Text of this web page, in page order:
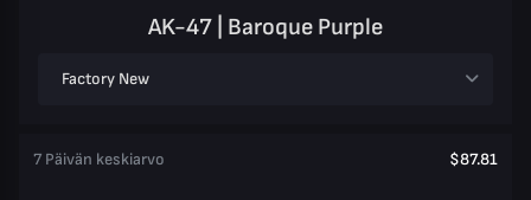
AK-47 | Baroque Purple
Factory New
7 Päivän keskiarvo $87.81